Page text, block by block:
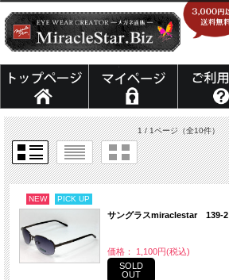
1 / 1ページ（全10件）
NEW PICK UP
サングラスmiraclestar 139-2
価格： 1,100円(税込)
SOLD
OUT